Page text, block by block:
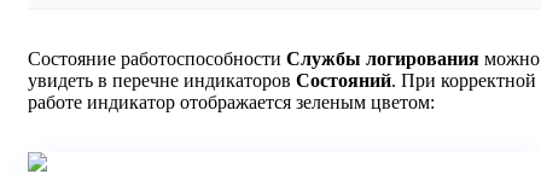
Состояние работоспособности Службы логирования можно
увидеть в перечне индикаторов Состояний. При корректной
работе индикатор отображается зеленым цветом: